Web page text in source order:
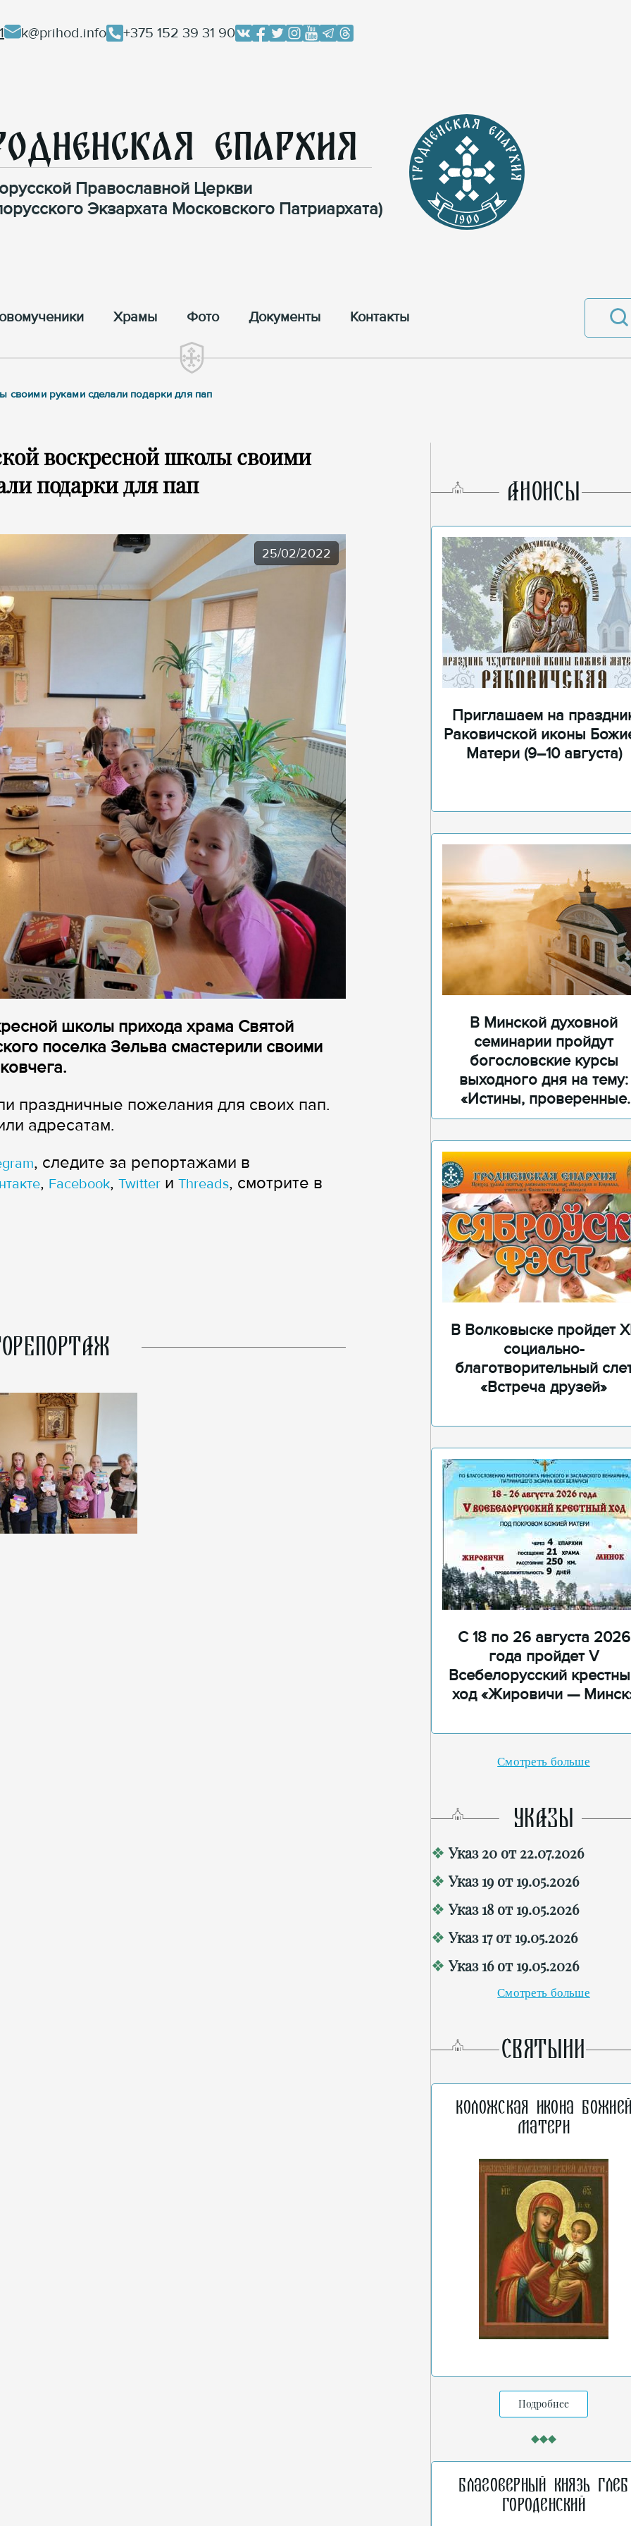
k@prihod.info +375 152 39 31 90
Епархия
Православной Церкви
Экзархата Московского Патриархата)
Храмы Фото Документы Контакты
своими руками сделали подарки для пап
воскресной школы своими
подарки для пап
25/02/2022
школы прихода храма Святой
поселка Зельва смастерили своими
праздничные пожелания для своих пап.
адресатам.
, следите за репортажами в
, Facebook, Twitter и Threads, смотрите в
AНОНСЫ
Приглашаем на
Раковичской иконы
Матери (9–10 августа)
В Минской духовной
семинарии пройдут
богословские курсы
выходного дня на тему:
«Истины, проверенные
временем»
В Волковыске пройдет
социально-
благотворительный
«Встреча друзей»
С 18 по 26 августа 2026
года пройдет V
Всебелорусский
ход «Жировичи —
Смотреть больше
УКАЗЫ
Указ 20 от 22.07.2026
Указ 19 от 19.05.2026
Указ 18 от 19.05.2026
Указ 17 от 19.05.2026
Указ 16 от 19.05.2026
Смотреть больше
СВЯТЫНИ
Коложская икона
Матери
Подробнее
Благоверный князь Глеб
Городенский